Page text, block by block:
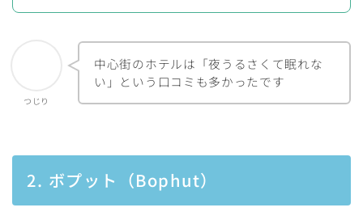
つじり
中心街のホテルは「夜うるさくて眠れな
い」という口コミも多かったです
2. ボプット（Bophut）